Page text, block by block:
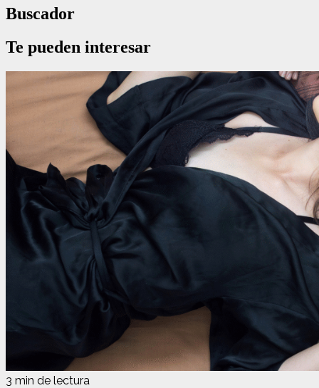
Buscador
Te pueden interesar
3 min de lectura